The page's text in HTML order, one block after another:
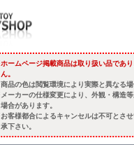
ホームページ掲載商品は取り扱い品であ
ん。
商品の色は閲覧環境により実際と異なる場
メーカーの仕様変更により、外観・構造
場合があります。
お客様都合によるキャンセルは不可とさ
承下さい。